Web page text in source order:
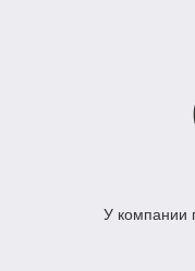
У компании